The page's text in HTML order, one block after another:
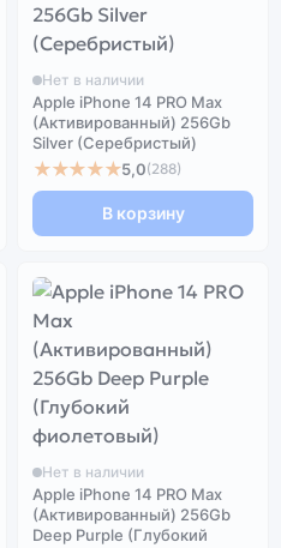
Нет в наличии
Apple iPhone 14 PRO Max
(Активированный) 256Gb
Silver (Серебристый)
★★★★★5,0(288)
В корзину
Нет в наличии
Apple iPhone 14 PRO Max
(Активированный) 256Gb
Deep Purple (Глубокий